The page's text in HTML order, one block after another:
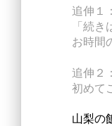
追伸１
「続
お時間
追伸２：
初めて
山梨の